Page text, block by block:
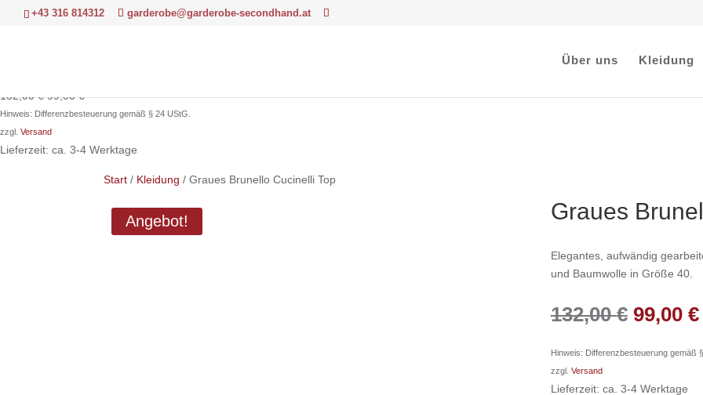
+43 316 814312 garderobe@garderobe-secondhand.at
Über uns Kleidung
132,00€Ursprünglicher
Preis
war:
132,00 €
99,00€Aktueller
Preis
99,00 €.
Hinweis: Differenzbesteuerung gemäß § 24 UStG.
zzgl. Versand
Lieferzeit: ca. 3-4 Werktage
Start / Kleidung / Graues Brunello Cucinelli Top
Angebot! Graues
Elegantes, aufwändig
und Baumwolle in Größe 40.
132,00€
Preis
war:
99,00 €
Hinweis: Differenzbesteuerung gemäß
zzgl. Versand
Lieferzeit: ca. 3-4 Werktage